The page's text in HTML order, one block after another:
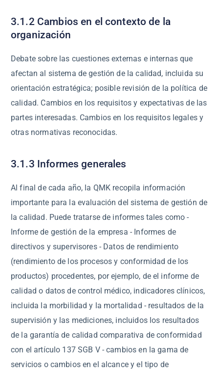
3.1.2 Cambios en el contexto de la
organización
Debate sobre las cuestiones externas e internas que
afectan al sistema de gestión de la calidad, incluida su
orientación estratégica; posible revisión de la política de
calidad. Cambios en los requisitos y expectativas de las
partes interesadas. Cambios en los requisitos legales y
otras normativas reconocidas.
3.1.3 Informes generales
Al final de cada año, la QMK recopila información
importante para la evaluación del sistema de gestión de
la calidad. Puede tratarse de informes tales como -
Informe de gestión de la empresa - Informes de
directivos y supervisores - Datos de rendimiento
(rendimiento de los procesos y conformidad de los
productos) procedentes, por ejemplo, de el informe de
calidad o datos de control médico, indicadores clínicos,
incluida la morbilidad y la mortalidad - resultados de la
supervisión y las mediciones, incluidos los resultados
de la garantía de calidad comparativa de conformidad
con el artículo 137 SGB V - cambios en la gama de
servicios o cambios en el alcance y el tipo de